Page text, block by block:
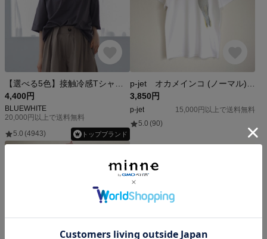
4,400円
BLUEWHITE
20,000円以上で送料無料
5.0 (4943) トップブランド
3,850円
p-jet
15,000円以上で送料無料
5.0 (90)